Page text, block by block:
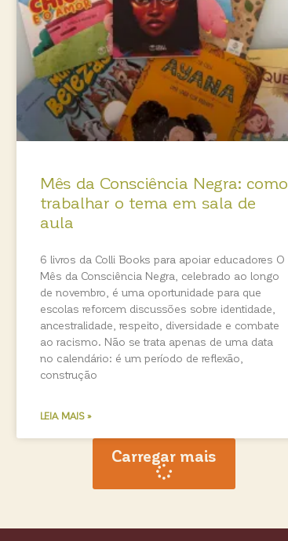
Mês da Consciência Negra: como
trabalhar o tema em sala de
aula
6 livros da Colli Books para apoiar educadores O
Mês da Consciência Negra, celebrado ao longo
de novembro, é uma oportunidade para que
escolas reforcem discussões sobre identidade,
ancestralidade, respeito, diversidade e combate
ao racismo. Não se trata apenas de uma data
no calendário: é um período de reflexão,
construção
LEIA MAIS »
Carregar mais